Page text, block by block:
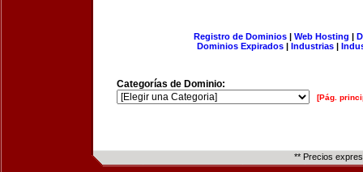
Registro de Dominios| Web Hosting |
Dominios Expirados | Industrias |
Categorías de Dominio:
[Pág.
** Precios